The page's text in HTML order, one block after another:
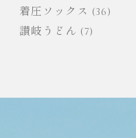
着圧ソックス (36)
讃岐うどん (7)